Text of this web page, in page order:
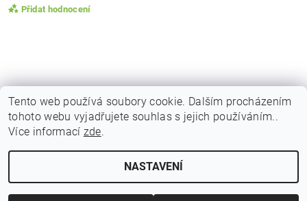
Přidat hodnocení
Obchodní podmínky |
Reklamační podmínky
2026 © Indicky Koreni, všechna práva vyhrazenaUpravit nastavení cookies
Tento web používá soubory cookie. Dalším procházením
tohoto webu vyjadřujete souhlas s jejich používáním..
Více informací zde.
NASTAVENÍ